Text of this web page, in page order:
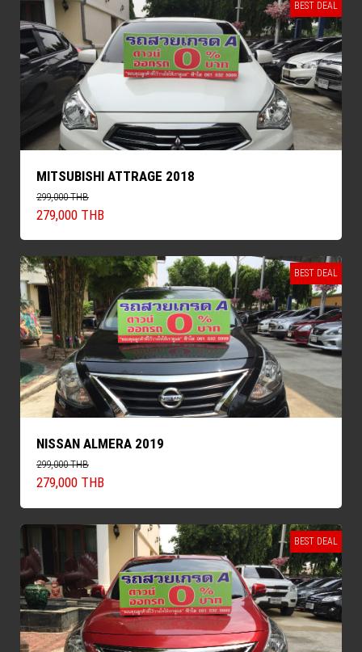
BEST DEAL
MITSUBISHI ATTRAGE 2018
299,000 THB
279,000 THB
BEST DEAL
NISSAN ALMERA 2019
299,000 THB
279,000 THB
BEST DEAL